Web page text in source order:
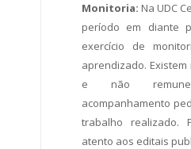
Monitoria: Na UDC
período em diante
exercício de
aprendizado.
e não
acompanhamento
trabalho realizado.
atento aos editais